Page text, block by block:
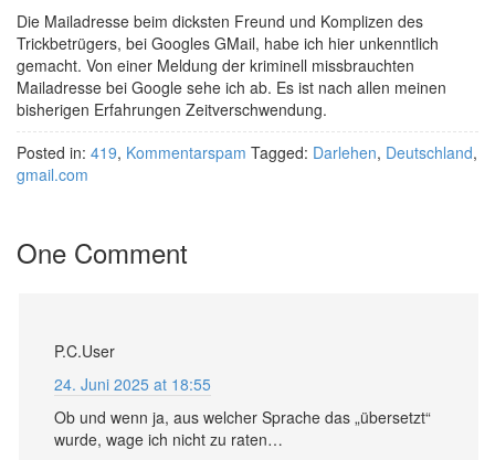
Die Mailadresse beim dicksten Freund und Komplizen des
Trickbetrügers, bei Googles GMail, habe ich hier unkenntlich
gemacht. Von einer Meldung der kriminell missbrauchten
Mailadresse bei Google sehe ich ab. Es ist nach allen meinen
bisherigen Erfahrungen Zeitverschwendung.
Posted in: 419, Kommentarspam Tagged: Darlehen, Deutschland,
gmail.com
One Comment
P.C.User
24. Juni 2025 at 18:55
Ob und wenn ja, aus welcher Sprache das „übersetzt“
wurde, wage ich nicht zu raten…